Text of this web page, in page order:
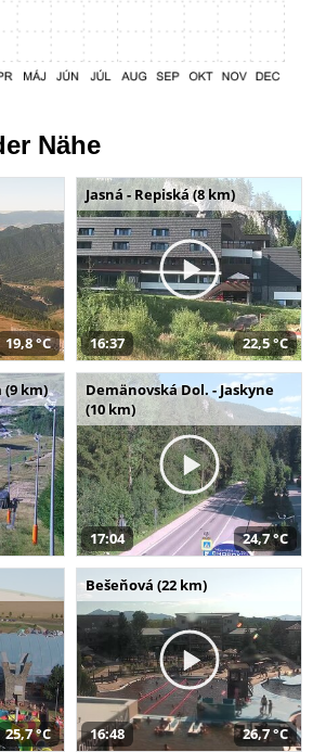
Nähe
19,8 °C
Jasná - Repiská (8 km)
16:37 22,5 °C
km)
Demänovská Dol. - Jaskyne
(10 km)
17:04 24,7 °C
25,7 °C
Bešeňová (22 km)
16:48 26,7 °C